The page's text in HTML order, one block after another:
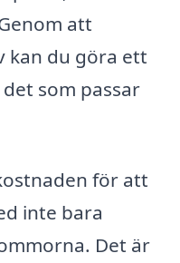
att
kan du göra ett
som passar
för att
inte bara
Det är